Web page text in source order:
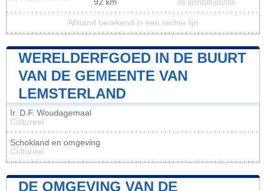
92 km
de dichtstbijzijnde
Afstand berekend in een rechte lijn
WERELDERFGOED IN DE BUURT
VAN DE GEMEENTE VAN
LEMSTERLAND
Ir. D.F. Woudagemaal
Cultureel
Schokland en omgeving
Cultureel
DE OMGEVING VAN DE